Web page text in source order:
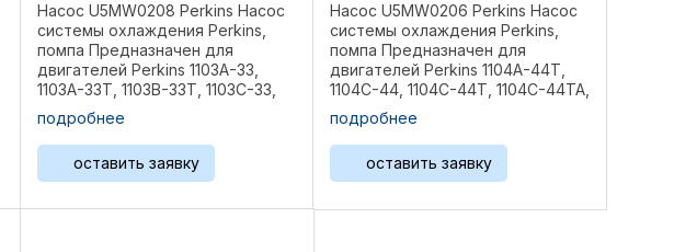
Насос U5MW0208 Perkins Насос
системы охлаждения Perkins,
помпа Предназначен для
двигателей Perkins 1103A-33,
1103A-33T, 1103B-33Т, 1103С-33,
1103С-33Т, 1103D-33TA, 1104D-
44T, 1104D-44TA, CAT 3054C
Размеры: 35,5х25,4х15,2 см Вес
5,427 кг Референции: ...
подробнее
оставить заявку
Насос U5MW0206 Perkins Насос
системы охлаждения Perkins,
помпа Предназначен для
двигателей Perkins 1104A-44T,
1104C-44, 1104C-44T, 1104C-44TA,
1104C-E44TA, 1104D-44TA
Размеры: 36х26х18 см Вес 5,5 кг
Референции: U5MW0194, ...
подробнее
оставить заявку